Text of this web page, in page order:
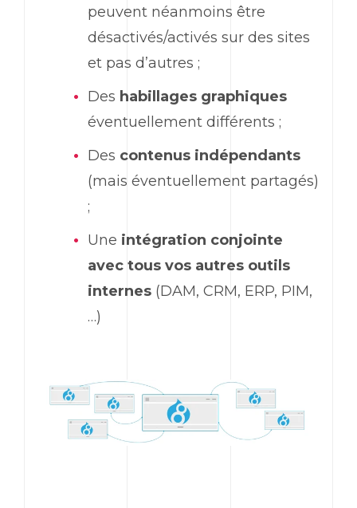
peuvent néanmoins être
désactivés/activés sur des sites
et pas d’autres ;
Des habillages graphiques
éventuellement différents ;
Des contenus indépendants
(mais éventuellement partagés)
;
Une intégration conjointe
avec tous vos autres outils
internes (DAM, CRM, ERP, PIM,
…)